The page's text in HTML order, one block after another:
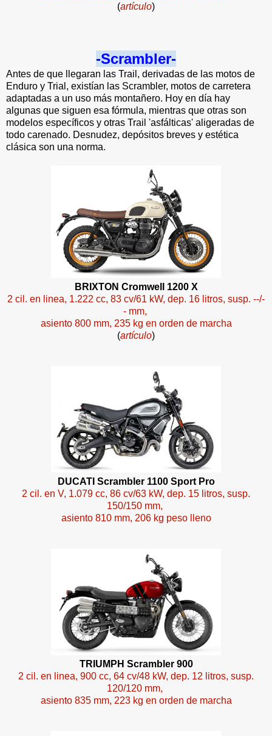
(artículo)
-Scrambler-
Antes de que llegaran las Trail, derivadas de las motos de
Enduro y Trial, existían las Scrambler, motos de carretera
adaptadas a un uso más montañero. Hoy en día hay
algunas que siguen esa fórmula, mientras que otras son
modelos específicos y otras Trail 'asfálticas' aligeradas de
todo carenado. Desnudez, depósitos breves y estética
clásica son una norma.
BRIXTON Cromwell 1200 X
2 cil. en linea, 1.222 cc, 83 cv/61 kW, dep. 16 litros, susp. --/-
- mm,
asiento 800 mm, 235 kg en orden de marcha
(artículo)
DUCATI Scrambler 1100 Sport Pro
2 cil. en V, 1.079 cc, 86 cv/63 kW, dep. 15 litros, susp.
150/150 mm,
asiento 810 mm, 206 kg peso lleno
TRIUMPH Scrambler 900
2 cil. en linea, 900 cc, 64 cv/48 kW, dep. 12 litros, susp.
120/120 mm,
asiento 835 mm, 223 kg en orden de marcha